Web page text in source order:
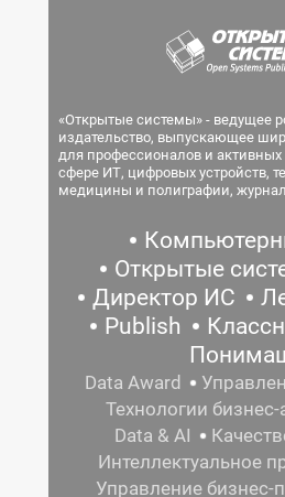
«Открытые системы» - ведущее
издательство, выпускающее
для профессионалов и активных
сфере ИТ, цифровых устройств,
медицины и полиграфии,
Открытые
Директор ИС
Publish
Data Award
Технологии
Data & AI
Интеллектуальное
Управление бизнес-